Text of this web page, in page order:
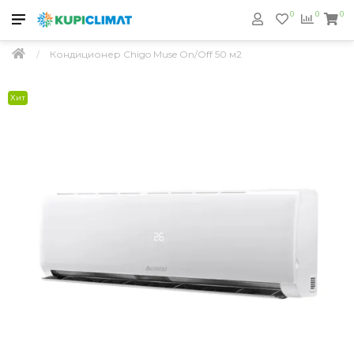
0
0 0
Кондиционер Chigo Muse On/Off 50 м2
Хит